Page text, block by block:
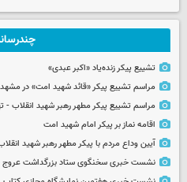
تشییع پیکر زنده‌یاد «اکبر عبدی»
مراسم تشییع پیکر «قائد شهید امت» در مشهد
مراسم تشییع پیکر مطهر رهبر شهید انقلاب -
اقامه نماز بر پیکر امام شهید امت
آیین وداع مردم با پیکر مطهر رهبر شهید
نشست خبری سخنگوی ستاد بزرگداشت عروج